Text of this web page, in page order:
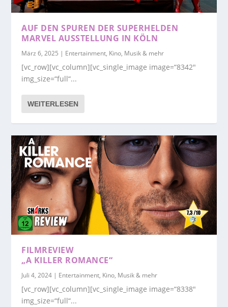
AUF DEN SPUREN DER SUPERHELDEN
MARVEL AUSSTELLUNG IN KÖLN
März 6, 2025 | Entertainment, Kino, Musik & mehr
[vc_row][vc_column][vc_single_image image=“8342″
img_size=“full“...
WEITERLESEN
FILMREVIEW
„A KILLER ROMANCE“
Juli 4, 2024 | Entertainment, Kino, Musik & mehr
[vc_row][vc_column][vc_single_image image=“8338″
img_size=“full“...